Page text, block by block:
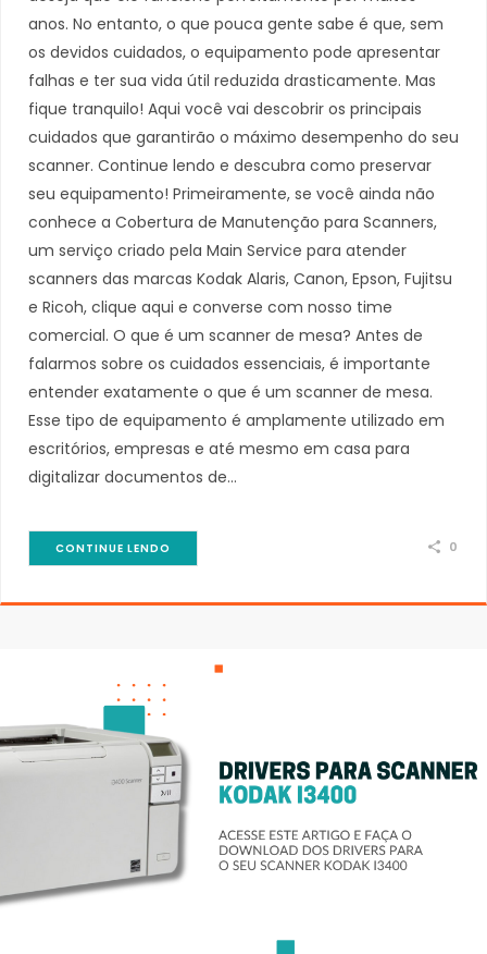
anos. No entanto, o que pouca gente sabe é que, sem
os devidos cuidados, o equipamento pode apresentar
falhas e ter sua vida útil reduzida drasticamente. Mas
fique tranquilo! Aqui você vai descobrir os principais
cuidados que garantirão o máximo desempenho do seu
scanner. Continue lendo e descubra como preservar
seu equipamento! Primeiramente, se você ainda não
conhece a Cobertura de Manutenção para Scanners,
um serviço criado pela Main Service para atender
scanners das marcas Kodak Alaris, Canon, Epson, Fujitsu
e Ricoh, clique aqui e converse com nosso time
comercial. O que é um scanner de mesa? Antes de
falarmos sobre os cuidados essenciais, é importante
entender exatamente o que é um scanner de mesa.
Esse tipo de equipamento é amplamente utilizado em
escritórios, empresas e até mesmo em casa para
digitalizar documentos de…
CONTINUE LENDO 0